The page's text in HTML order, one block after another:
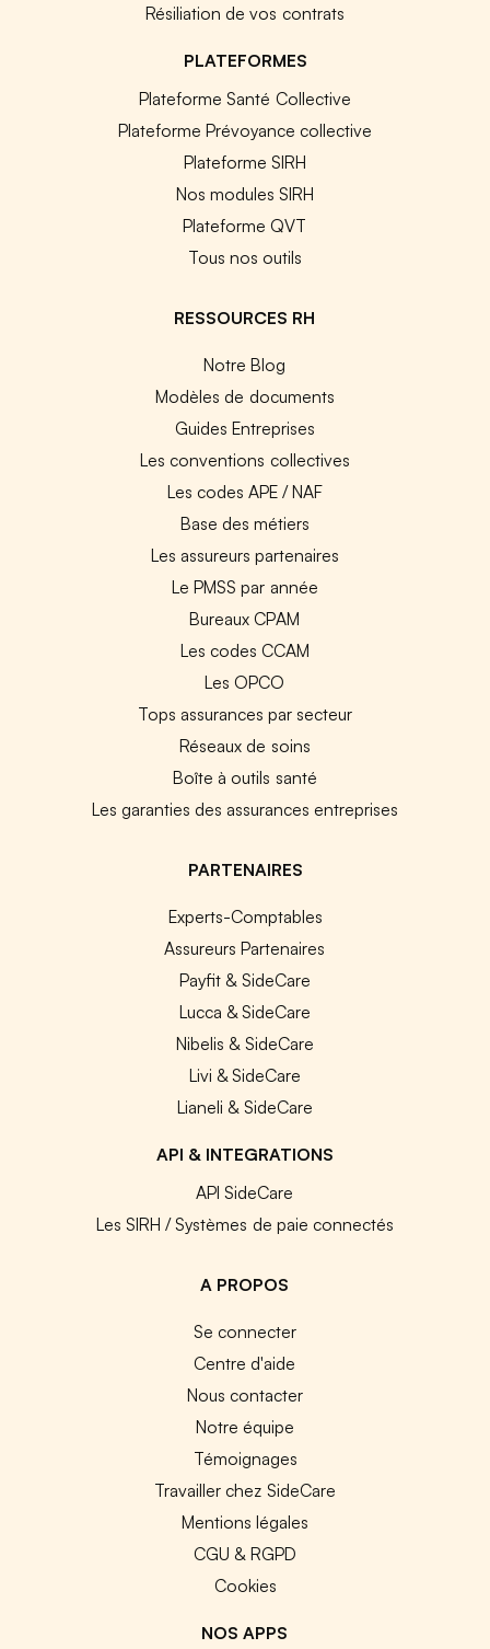
Résiliation de vos contrats
PLATEFORMES
Plateforme Santé Collective
Plateforme Prévoyance collective
Plateforme SIRH
Nos modules SIRH
Plateforme QVT
Tous nos outils
RESSOURCES RH
Notre Blog
Modèles de documents
Guides Entreprises
Les conventions collectives
Les codes APE / NAF
Base des métiers
Les assureurs partenaires
Le PMSS par année
Bureaux CPAM
Les codes CCAM
Les OPCO
Tops assurances par secteur
Réseaux de soins
Boîte à outils santé
Les garanties des assurances entreprises
PARTENAIRES
Experts-Comptables
Assureurs Partenaires
Payfit & SideCare
Lucca & SideCare
Nibelis & SideCare
Livi & SideCare
Lianeli & SideCare
API & INTEGRATIONS
API SideCare
Les SIRH / Systèmes de paie connectés
A PROPOS
Se connecter
Centre d'aide
Nous contacter
Notre équipe
Témoignages
Travailler chez SideCare
Mentions légales
CGU & RGPD
Cookies
NOS APPS